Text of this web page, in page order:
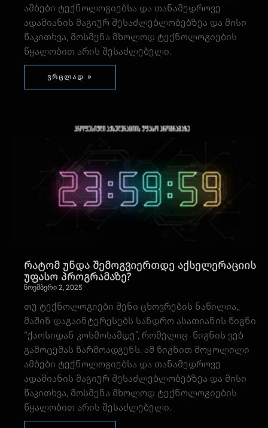
ამბები ტექნოლოგიებსა და თანამედროვე
ადამიანის მაგიურ შესაძლებლობებზეა და მისი
წაკითხვა, მოსმენა მხოლოდ ტექნოლოგიების
წყალობით არის შესაძლებელი.
ვრცლად »
რატომ უნდა შემოგვიერთდე აქსელერაციის
უფასო პროგრამაზე?
ნოემბერი 2, 2025
თუ ტექნოლოგიები შენი ცხოვრების ნაწილია,,
მაშინ დაგაინტერესებს სანდრო ასათიანის წიგნი
“ქაოსიდან კოსმოსამდე”, რომელიც წიგნის ვებ
გამოცემას წარმოადგენს. ამ წიგნით მოყოლილი
ამბები ტექნოლოგიებსა და თანამედროვე
ადამიანის მაგიურ შესაძლებლობებზეა და მისი
წაკითხვა, მოსმენა მხოლოდ ტექნოლოგიების
წყალობით არის შესაძლებელი.